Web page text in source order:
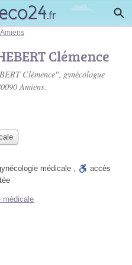
Amiens
Clémence
Clémence", gynécologue
Amiens.
médicale ,
accès
médicale